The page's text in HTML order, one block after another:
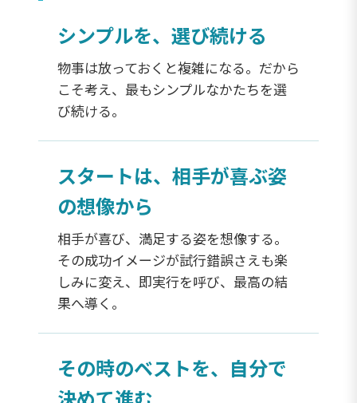
シンプルを、選び続ける
物事は放っておくと複雑になる。だから
こそ考え、最もシンプルなかたちを選
び続ける。
スタートは、相手が喜ぶ姿
の想像から
相手が喜び、満足する姿を想像する。
その成功イメージが試行錯誤さえも楽
しみに変え、即実行を呼び、最高の結
果へ導く。
その時のベストを、自分で